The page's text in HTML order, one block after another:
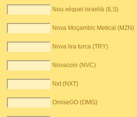
Nou xéquel israelià (ILS)
Nova Moçambic Metical (MZN)
Nova lira turca (TRY)
Novacoin (NVC)
Nxt (NXT)
OmiseGO (OMG)